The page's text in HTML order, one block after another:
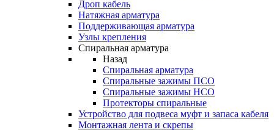
Дроп кабель
Натяжная арматура
Поддерживающая арматура
Узлы крепления
Спиральная арматура
Назад
Спиральная арматура
Спиральные зажимы ПСО
Спиральные зажимы НСО
Протекторы спиральные
Устройство для подвеса муфт и запаса кабеля
Монтажная лента и скрепы